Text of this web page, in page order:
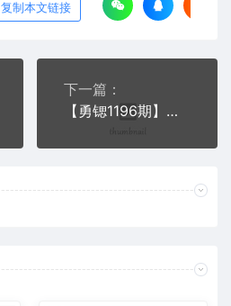
复制本文链接
下一篇：
【勇锶1196期】最简单暴力的引流方法：虽不新鲜，但是也值得尝试